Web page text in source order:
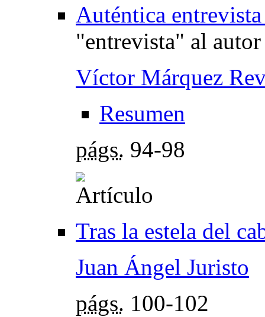
Auténtica
"entrevista" al
Víctor Márquez
Resumen
págs. 94-98
Tras la estela del
Juan Ángel Juristo
págs. 100-102